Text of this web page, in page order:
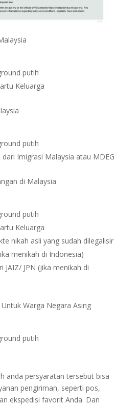
putih
Keluarga
putih
Imigrasi Malaysia atau MDEG
di Malaysia
putih
Keluarga
nikah asli yang sudah dilegalisir
menikah di Indonesia)
JAIZ/ JPN (jika menikah di
Warga Negara Asing
putih
anda persyaratan tersebut bisa
pengiriman, seperti pos,
ekspedisi favorit Anda. Dan